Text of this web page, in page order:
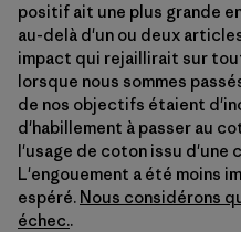
positif ait une plus grande
au-delà d'un ou deux
impact qui rejaillirait sur
lorsque nous sommes
de nos objectifs étaient
d'habillement à passer au
l'usage de coton issu
L'engouement a été moins
espéré. Nous considérons
échec..